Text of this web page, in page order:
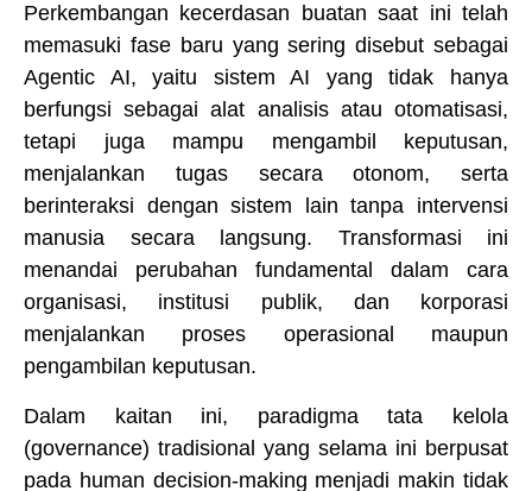
Perkembangan kecerdasan buatan saat ini telah
memasuki fase baru yang sering disebut sebagai
Agentic AI, yaitu sistem AI yang tidak hanya
berfungsi sebagai alat analisis atau otomatisasi,
tetapi juga mampu mengambil keputusan,
menjalankan tugas secara otonom, serta
berinteraksi dengan sistem lain tanpa intervensi
manusia secara langsung. Transformasi ini
menandai perubahan fundamental dalam cara
organisasi, institusi publik, dan korporasi
menjalankan proses operasional maupun
pengambilan keputusan.
Dalam kaitan ini, paradigma tata kelola
(governance) tradisional yang selama ini berpusat
pada human decision-making menjadi makin tidak